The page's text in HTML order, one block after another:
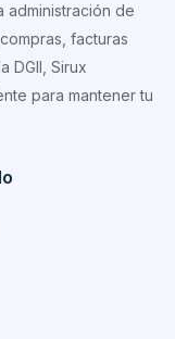
administración de
facturas
DGII, Sirux
para mantener tu